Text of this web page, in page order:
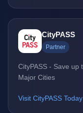
CityPASS
Partner
CityPASS - Save up
Major Cities
Visit CityPASS